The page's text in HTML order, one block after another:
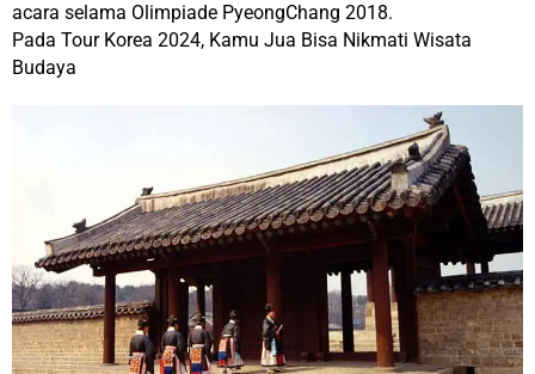
acara selama Olimpiade PyeongChang 2018.
Pada Tour Korea 2024, Kamu Jua Bisa Nikmati Wisata
Budaya